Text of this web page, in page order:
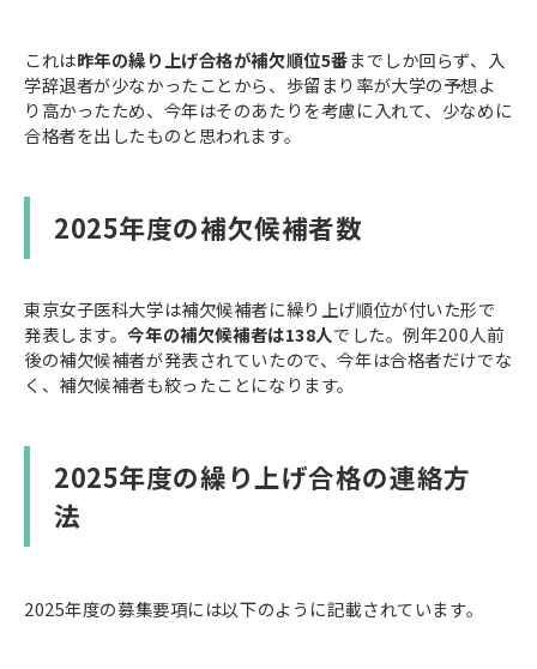
これは昨年の繰り上げ合格が補欠順位5番までしか回らず、入
学辞退者が少なかったことから、歩留まり率が大学の予想よ
り高かったため、今年はそのあたりを考慮に入れて、少なめに
合格者を出したものと思われます。
2025年度の補欠候補者数
東京女子医科大学は補欠候補者に繰り上げ順位が付いた形で
発表します。今年の補欠候補者は138人でした。例年200人前
後の補欠候補者が発表されていたので、今年は合格者だけでな
く、補欠候補者も絞ったことになります。
2025年度の繰り上げ合格の連絡方
法
2025年度の募集要項には以下のように記載されています。